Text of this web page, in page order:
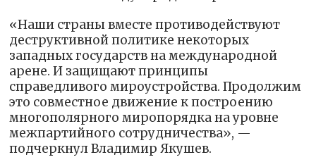
«Наши страны вместе противодействуют
деструктивной политике некоторых
западных государств на международной
арене. И защищают принципы
справедливого мироустройства. Продолжим
это совместное движение к построению
многополярного миропорядка на уровне
межпартийного сотрудничества», —
подчеркнул Владимир Якушев.